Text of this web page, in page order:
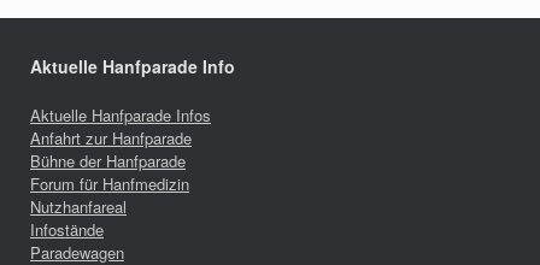
Aktuelle Hanfparade Info
Aktuelle Hanfparade Infos
Anfahrt zur Hanfparade
Bühne der Hanfparade
Forum für Hanfmedizin
Nutzhanfareal
Infostände
Paradewagen